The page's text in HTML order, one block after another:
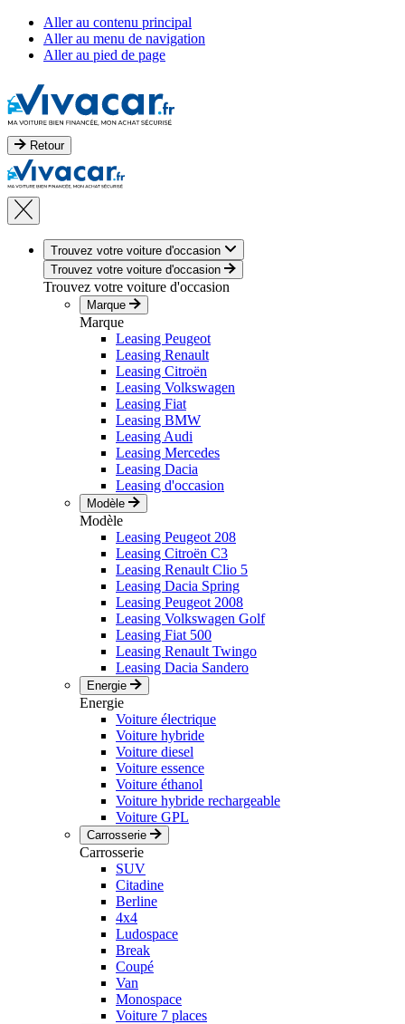
Aller au contenu principal
Aller au menu de navigation
Aller au pied de page
Retour
Trouvez votre voiture d'occasion
Trouvez votre voiture d'occasion
Trouvez votre voiture d'occasion
Marque
Marque
Leasing Peugeot
Leasing Renault
Leasing Citroën
Leasing Volkswagen
Leasing Fiat
Leasing BMW
Leasing Audi
Leasing Mercedes
Leasing Dacia
Leasing d'occasion
Modèle
Modèle
Leasing Peugeot 208
Leasing Citroën C3
Leasing Renault Clio 5
Leasing Dacia Spring
Leasing Peugeot 2008
Leasing Volkswagen Golf
Leasing Fiat 500
Leasing Renault Twingo
Leasing Dacia Sandero
Energie
Energie
Voiture électrique
Voiture hybride
Voiture diesel
Voiture essence
Voiture éthanol
Voiture hybride rechargeable
Voiture GPL
Carrosserie
Carrosserie
SUV
Citadine
Berline
4x4
Ludospace
Break
Coupé
Van
Monospace
Voiture 7 places